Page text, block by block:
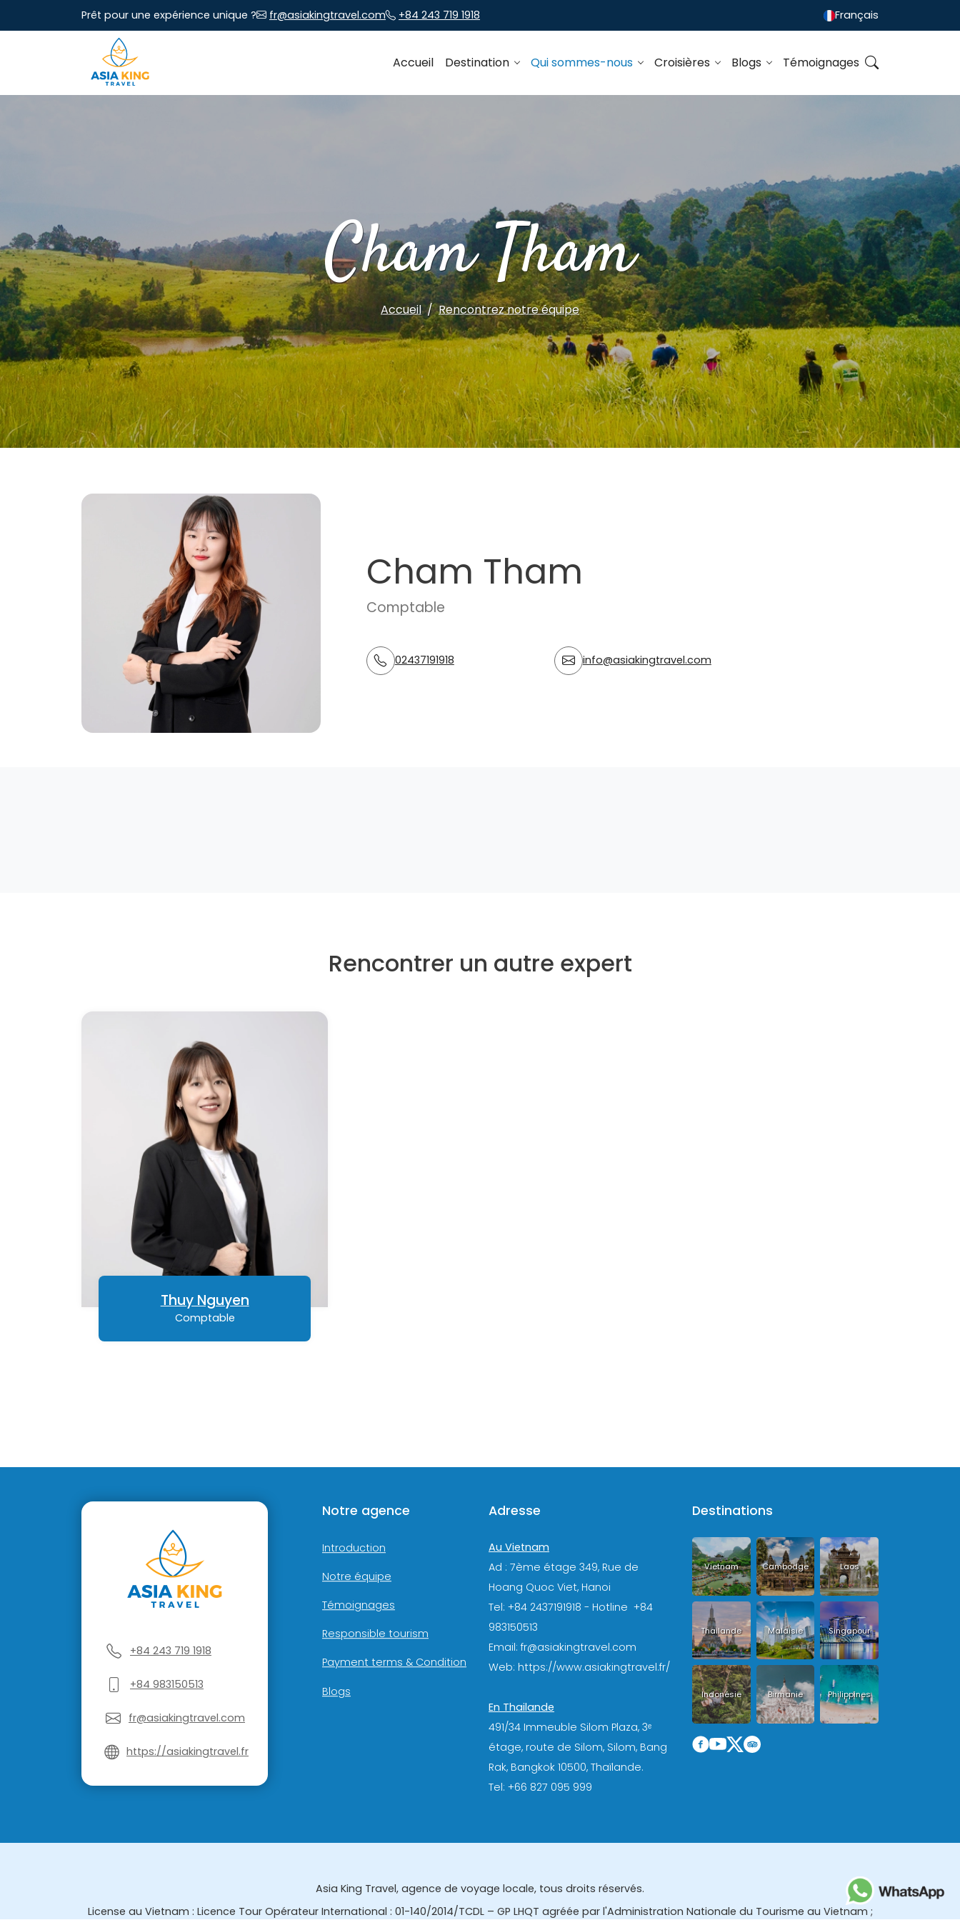
Prêt pour une expérience unique ? fr@asiakingtravel.com +84 243 719 1918 Français
Accueil Destination Qui sommes-nous Croisières Blogs Témoignages
Cham Tham
Accueil Rencontrez notre équipe
Cham Tham
Comptable
02437191918 info@asiakingtravel.com
Rencontrer un autre expert
Thuy Nguyen
Comptable
+84 243 719 1918
+84 983150513
fr@asiakingtravel.com
https://asiakingtravel.fr
Notre agence
Introduction
Notre équipe
Témoignages
Responsible tourism
Payment terms & Condition
Blogs
Adresse
Au Vietnam
Ad : 7ème étage 349, Rue de
Hoang Quoc Viet, Hanoi
Tel: +84 2437191918 - Hotline +84
983150513
Email: fr@asiakingtravel.com
Web: https://www.asiakingtravel.fr/
En Thailande
491/34 Immeuble Silom Plaza, 3ᵉ
étage, route de Silom, Silom, Bang
Rak, Bangkok 10500, Thaïlande.
Tel: +66 827 095 999
Destinations
Vietnam Cambodge Laos
Thailande Malaisie Singapour
Indonésie Birmanie Philippines
Asia King Travel, agence de voyage locale, tous droits réservés.
License au Vietnam : Licence Tour Opérateur International : 01-140/2014/TCDL – GP LHQT agréée par l'Administration Nationale du Tourisme au Vietnam ;